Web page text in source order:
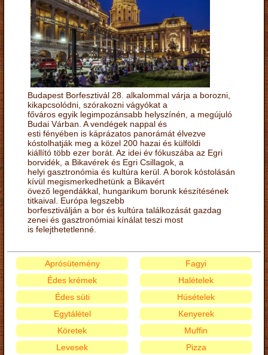
Budapest Borfesztivál 28. alkalommal várja a borozni,
kikapcsolódni, szórakozni vágyókat a
főváros egyik legimpozánsabb helyszínén, a megújuló
Budai Várban. A vendégek nappal és
esti fényében is káprázatos panorámát élvezve
kóstolhatják meg a közel 200 hazai és külföldi
kiállító több ezer borát. Az idei év fókuszába az Egri
borvidék, a Bikavérek és Egri Csillagok, a
helyi gasztronómia és kultúra kerül. A borok kóstolásán
kívül megismerkedhetünk a Bikavért
övező legendákkal, hungarikum borunk készítésének
titkaival. Európa legszebb
borfesztiválján a bor és kultúra találkozását gazdag
zenei és gasztronómiai kínálat teszi most
is felejthetetlenné.
Aprósütemény
Édes krémek
Édes süti
Egytálétel
Fagyi
Halételek
Húsételek
Kenyerek
Köretek
Levesek
Muffin
Pizza